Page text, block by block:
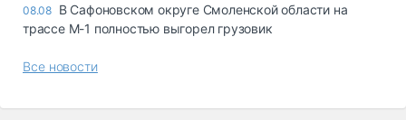
08.08 В Сафоновском округе Смоленской области на
трассе М-1 полностью выгорел грузовик
Все новости